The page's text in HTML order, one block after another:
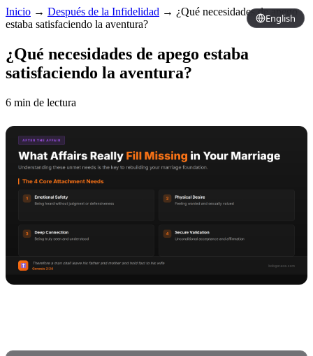
English
Inicio → Después de la Infidelidad → ¿Qué necesidades de apego
estaba satisfaciendo la aventura?
¿Qué necesidades de apego estaba
satisfaciendo la aventura?
6 min de lectura